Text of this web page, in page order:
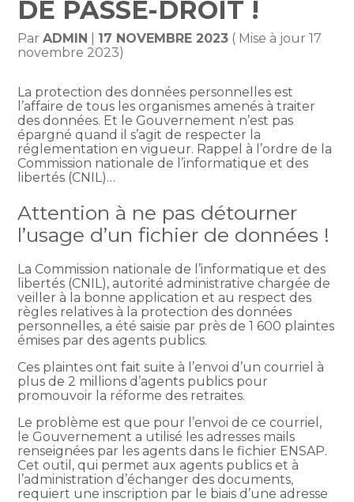
DE PASSE-DROIT !
ParADMIN 17 NOVEMBRE 2023 ( Mise à jour 17
novembre 2023)
La protection des données personnelles est
l’affaire de tous les organismes amenés à traiter
des données. Et le Gouvernement n’est pas
épargné quand il s’agit de respecter la
réglementation en vigueur. Rappel à l’ordre de la
Commission nationale de l’informatique et des
libertés (CNIL)…
Attention à ne pas détourner
l’usage d’un fichier de données !
La Commission nationale de l’informatique et des
libertés (CNIL), autorité administrative chargée de
veiller à la bonne application et au respect des
règles relatives à la protection des données
personnelles, a été saisie par près de 1 600 plaintes
émises par des agents publics.
Ces plaintes ont fait suite à l’envoi d’un courriel à
plus de 2 millions d’agents publics pour
promouvoir la réforme des retraites.
Le problème est que pour l’envoi de ce courriel,
le Gouvernement a utilisé les adresses mails
renseignées par les agents dans le fichier ENSAP.
Cet outil, qui permet aux agents publics et à
l’administration d’échanger des documents,
requiert une inscription par le biais d’une adresse